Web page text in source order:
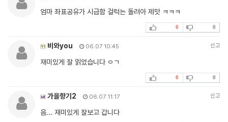
엄마 좌표공유가 시급함 걸럭는 돌려아 제맛 ㅋㅋㅋ
0 0
비와you 06.07 10:45 신고
재미있게 잘 읽었습니다 ㅇㄱ
0 0
가을향기2 06.07 11:17 신고
음... 재미있게 잘보고 갑니다